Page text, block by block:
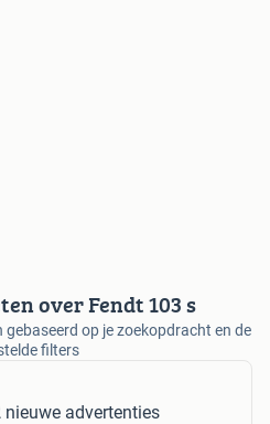
over Fendt 103 s
op je zoekopdracht en de
filters
nieuwe advertenties